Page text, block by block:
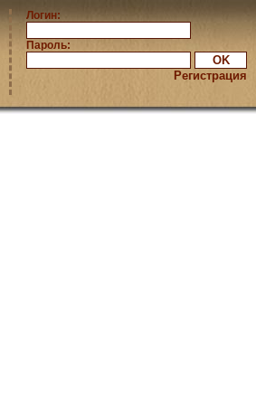
Логин:
Пароль:
Регистрация